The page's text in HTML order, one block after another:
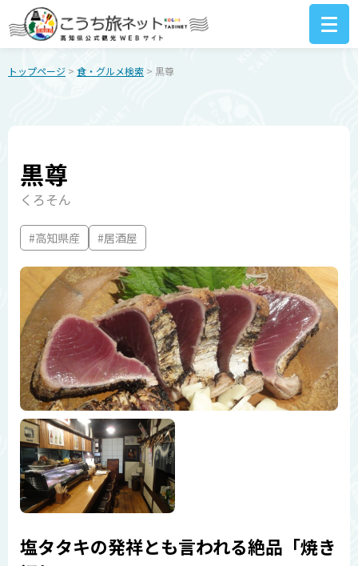
トップページ > 食・グルメ検索 > 黒尊
黒尊
くろそん
#高知県産 #居酒屋
塩タタキの発祥とも言われる絶品「焼き